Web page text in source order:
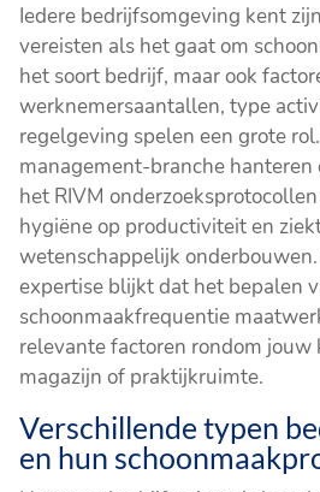
Iedere bedrijfsomgeving kent
vereisten als het gaat om
het soort bedrijf, maar ook
werknemersaantallen, type
regelgeving spelen een grote
management-branche hanteren
het RIVM
hygiëne op productiviteit en
wetenschappelijk
expertise blijkt dat het bepalen
schoonmaakfrequentie
relevante factoren rondom jouw
magazijn of praktijkruimte.
Verschillende typen
en hun